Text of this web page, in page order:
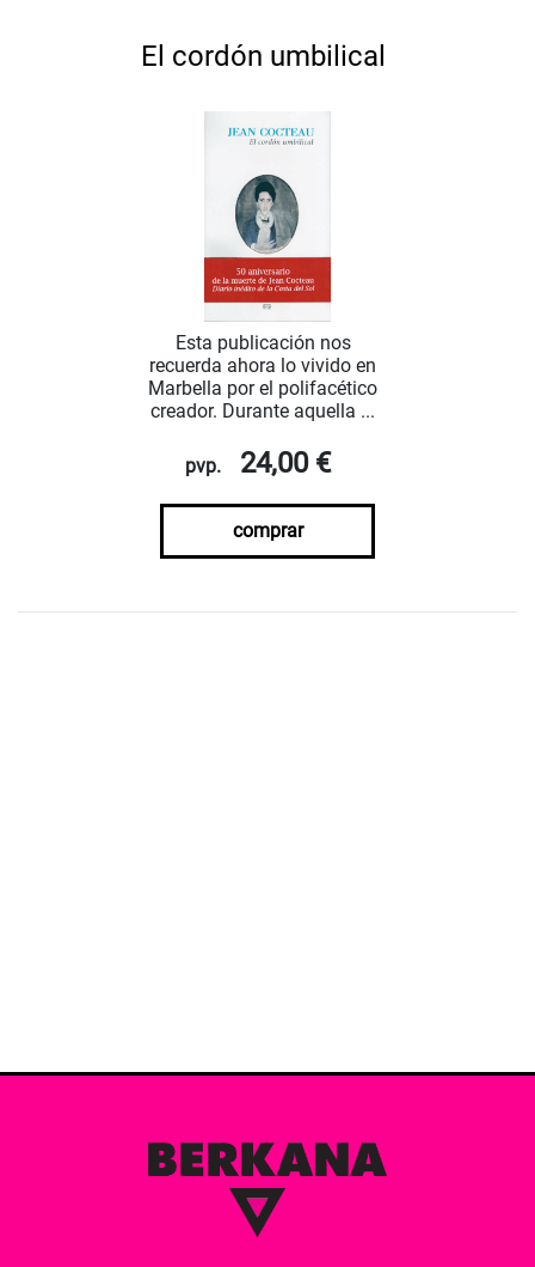
El cordón umbilical
Esta publicación nos
recuerda ahora lo vivido en
Marbella por el polifacético
creador. Durante aquella ...
pvp. 24,00 €
comprar